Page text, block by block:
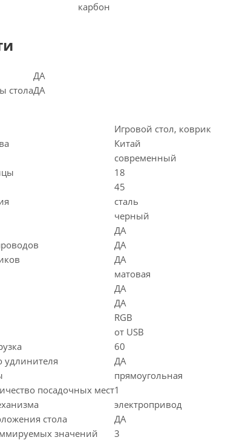
карбон
ДА
столаДА
Игровой стол, коврик
Китай
современный
18
45
сталь
черный
ДА
ДА
ДА
матовая
ДА
ДА
RGB
от USB
60
удлинителя
ДА
прямоугольная
посадочных мест1
электропривод
стола
ДА
значений
3